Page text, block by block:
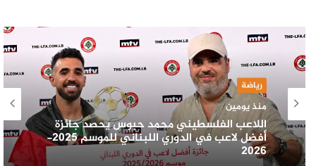
رياضة
منذ يومين
اللاعب الفلسطيني محمد حبوس يحصد جائزة
أفضل لاعب في الدوري اللبناني للموسم 2025-
2026